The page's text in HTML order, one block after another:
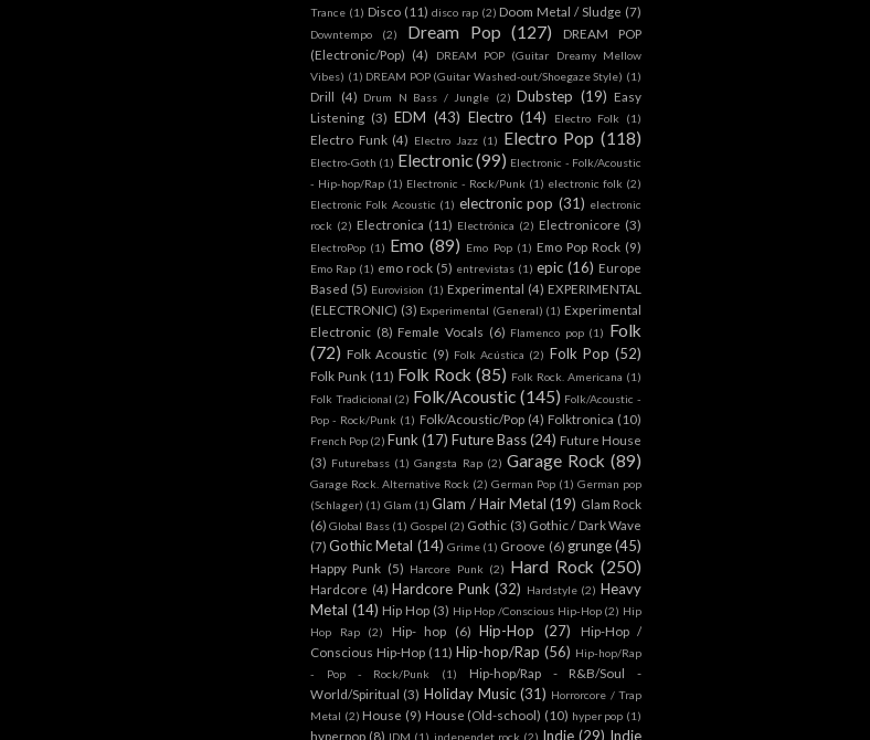
Trance (1) Disco (11) disco rap (2) Doom Metal / Sludge (7)
Downtempo (2) Dream Pop (127)
DREAM POP
(Electronic/Pop) (4)
DREAM POP (Guitar Dreamy Mellow
Vibes) (1) DREAM POP (Guitar Washed-out/Shoegaze Style) (1)
Drill (4) Drum N Bass / Jungle (2) Dubstep (19) Easy
Listening (3) EDM (43) Electro (14) Electro Folk (1)
Electro Funk (4) Electro Jazz (1) Electro Pop (118)
Electro-Goth (1) Electronic(99) Electronic - Folk/Acoustic
- Hip-hop/Rap (1) Electronic - Rock/Punk (1) electronic folk (2)
Electronic Folk Acoustic (1) electronic pop (31) electronic
rock (2) Electronica (11) Electrónica (2) Electronicore (3)
ElectroPop (1) Emo (89) Emo Pop (1) Emo Pop Rock (9)
Emo Rap (1) emo rock (5) entrevistas (1) epic (16) Europe
Based (5) Eurovision (1) Experimental (4) EXPERIMENTAL
(ELECTRONIC) (3) Experimental (General) (1) Experimental
Electronic (8) Female Vocals (6) Flamenco pop (1) Folk
(72) Folk Acoustic (9) Folk Acústica (2) Folk Pop (52)
Folk Punk (11) Folk Rock (85) Folk Rock. Americana (1)
Folk Tradicional (2) Folk/Acoustic (145) Folk/Acoustic -
Pop - Rock/Punk (1) Folk/Acoustic/Pop (4) Folktronica (10)
French Pop (2) Funk (17) Future Bass(24) Future House
(3) Futurebass (1) Gangsta Rap (2) Garage Rock (89)
Garage Rock. Alternative Rock (2) German Pop (1) German pop
(Schlager) (1) Glam (1) Glam / Hair Metal (19) Glam Rock
(6) Global Bass (1) Gospel (2) Gothic (3) Gothic / Dark Wave
(7) Gothic Metal (14) Grime (1) Groove (6) grunge (45)
Happy Punk (5) Harcore Punk (2) Hard Rock (250)
Hardcore (4) Hardcore Punk (32) Hardstyle (2) Heavy
Metal (14) Hip Hop (3) Hip Hop /Conscious Hip-Hop (2) Hip
Hop Rap
(2) Hip- hop (6) Hip-Hop (27)
Hip-Hop /
Conscious Hip-Hop (11) Hip-hop/Rap (56) Hip-hop/Rap
- Pop - Rock/Punk
(1)
Hip-hop/Rap - R&B/Soul -
World/Spiritual (3) Holiday Music (31) Horrorcore / Trap
Metal (2) House (9) House (Old-school) (10) hyper pop (1)
hyperpop (8) IDM (1) independet rock (2) Indie (29) Indie